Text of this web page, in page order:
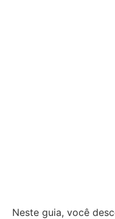
Neste guia, você